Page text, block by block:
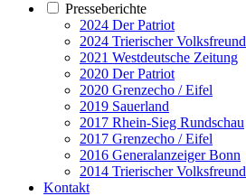
Presseberichte
2024 Der Patriot
2024 Trierischer Volksfreund
2021 Westdeutsche Zeitung
2020 Der Patriot
2020 Grenzecho / Eifel
2019 Sauerland
2017 Rhein-Sieg Rundschau
2017 Grenzecho / Eifel
2016 Generalanzeiger Bonn
2014 Trierischer Volksfreund
Kontakt